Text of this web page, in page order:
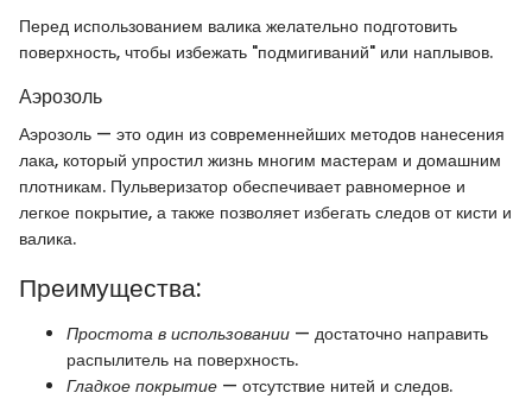
Перед использованием валика желательно подготовить
поверхность, чтобы избежать "подмигиваний" или наплывов.
Аэрозоль
Аэрозоль — это один из современнейших методов нанесения
лака, который упростил жизнь многим мастерам и домашним
плотникам. Пульверизатор обеспечивает равномерное и
легкое покрытие, а также позволяет избегать следов от кисти и
валика.
Преимущества:
Простота в использовании — достаточно направить
распылитель на поверхность.
Гладкое покрытие — отсутствие нитей и следов.